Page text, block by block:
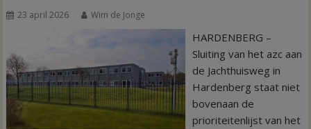
23 april 2026 Wim de Jonge
HARDENBERG –
Sluiting van het azc aan
de Jachthuisweg in
Hardenberg staat niet
bovenaan de
prioriteitenlijst van het